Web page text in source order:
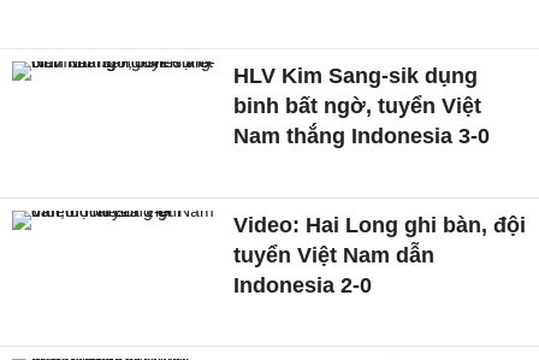
HLV Kim Sang-sik dụng
binh bất ngờ, tuyển Việt
Nam thắng Indonesia 3-0
Video: Hai Long ghi bàn, đội
tuyển Việt Nam dẫn
Indonesia 2-0